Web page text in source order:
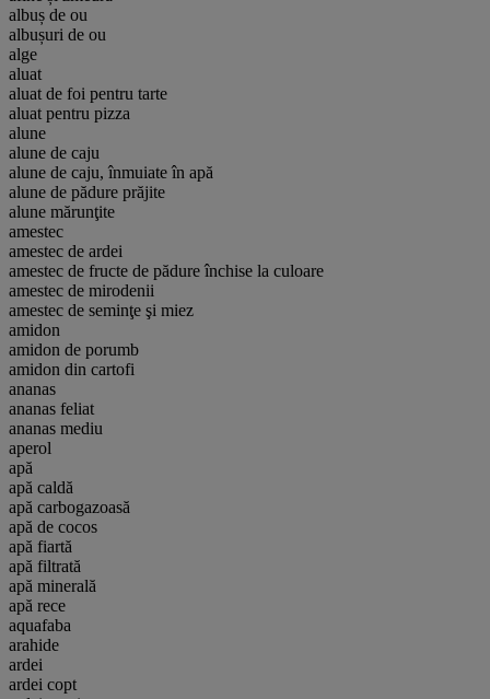
albuș de ou
albușuri de ou
alge
aluat
aluat de foi pentru tarte
aluat pentru pizza
alune
alune de caju
alune de caju, înmuiate în apă
alune de pădure prăjite
alune mărunţite
amestec
amestec de ardei
amestec de fructe de pădure închise la culoare
amestec de mirodenii
amestec de seminţe şi miez
amidon
amidon de porumb
amidon din cartofi
ananas
ananas feliat
ananas mediu
aperol
apă
apă caldă
apă carbogazoasă
apă de cocos
apă fiartă
apă filtrată
apă minerală
apă rece
aquafaba
arahide
ardei
ardei copt